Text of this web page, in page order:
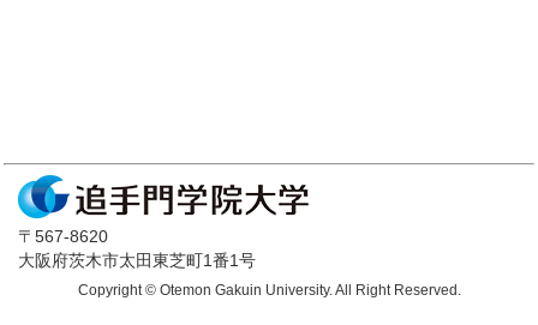
〒567-8620
大阪府茨木市太田東芝町1番1号
Copyright © Otemon Gakuin University. All Right Reserved.